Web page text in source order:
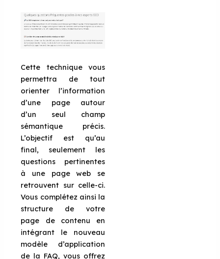
Cette technique vous
permettra de tout
orienter l’information
d’une page autour
d’un seul champ
sémantique précis.
L’objectif est qu’au
final, seulement les
questions pertinentes
à une page web se
retrouvent sur celle-ci.
Vous complétez ainsi la
structure de votre
page de contenu en
intégrant le nouveau
modèle d’application
de la FAQ, vous offrez